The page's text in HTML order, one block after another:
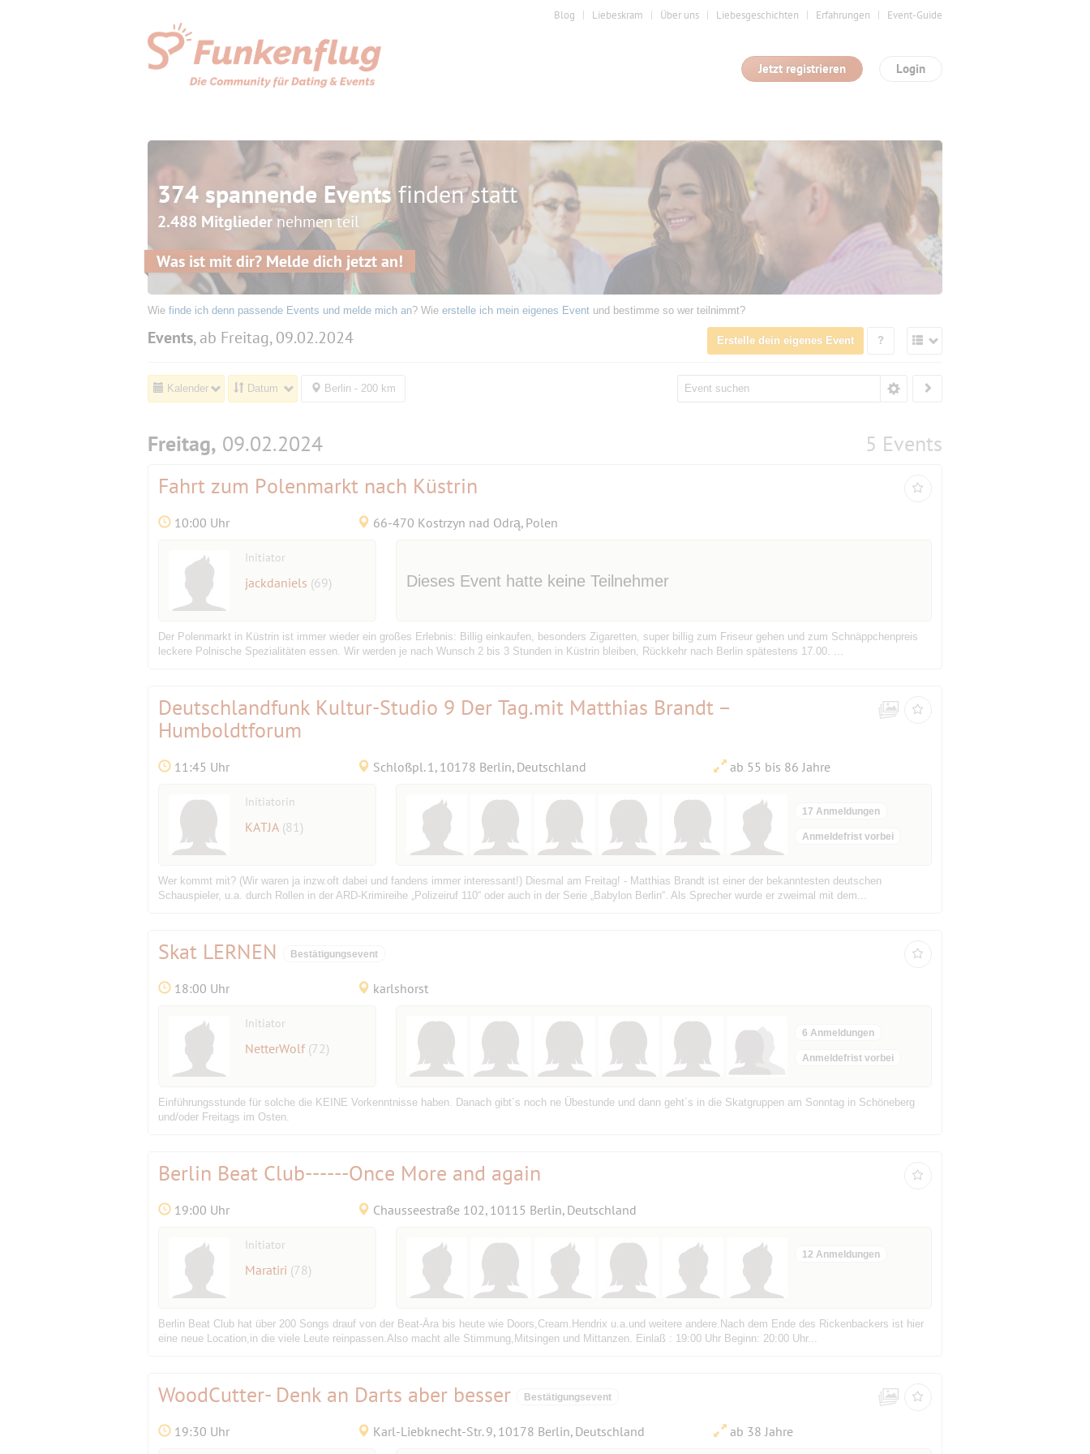
Blog Liebeskram Über uns Liebesgeschichten Erfahrungen Event-Guide
Login
Jetzt registrieren
374 spannende Eventsfinden statt
2.488 Mitgliedernehmen teil
Was ist mit dir? Melde dich jetzt an!
Wie finde ich denn passende Events und melde mich an? Wie erstelle ich mein eigenes Event und bestimme so wer teilnimmt?
Events, ab Freitag, 09.02.2024 Erstelle dein eigenes Event ?
Kalender Datum Berlin - 200 km
Freitag, 09.02.2024
5 Events
Fahrt zum Polenmarkt nach Küstrin
10:00 Uhr 66-470 Kostrzyn nad Odrą, Polen
Initiator
jackdaniels (69) Dieses Event hatte keine Teilnehmer
Der Polenmarkt in Küstrin ist immer wieder ein großes Erlebnis: Billig einkaufen, besonders Zigaretten, super billig zum Friseur gehen und zum Schnäppchenpreis
leckere Polnische Spezialitäten essen. Wir werden je nach Wunsch 2 bis 3 Stunden in Küstrin bleiben, Rückkehr nach Berlin spätestens 17.00. ...
Deutschlandfunk Kultur-Studio 9 Der Tag.mit Matthias Brandt –
Humboldtforum
11:45 Uhr Schloßpl. 1, 10178 Berlin, Deutschland ab 55 bis 86 Jahre
Initiatorin
KATJA (81)
17 Anmeldungen
Anmeldefrist vorbei
Wer kommt mit? (Wir waren ja inzw.oft dabei und fandens immer interessant!) Diesmal am Freitag! - Matthias Brandt ist einer der bekanntesten deutschen
Schauspieler, u.a. durch Rollen in der ARD-Krimireihe „Polizeiruf 110“ oder auch in der Serie „Babylon Berlin“. Als Sprecher wurde er zweimal mit dem...
Skat LERNEN Bestätigungsevent
18:00 Uhr karlshorst
Initiator
NetterWolf (72)
6 Anmeldungen
Anmeldefrist vorbei
Einführungsstunde für solche die KEINE Vorkenntnisse haben. Danach gibt´s noch ne Übestunde und dann geht´s in die Skatgruppen am Sonntag in Schöneberg
und/oder Freitags im Osten.
Berlin Beat Club------Once More and again
19:00 Uhr Chausseestraße 102, 10115 Berlin, Deutschland
Initiator
Maratiri (78)
12 Anmeldungen
Berlin Beat Club hat über 200 Songs drauf von der Beat-Ära bis heute wie Doors,Cream.Hendrix u.a.und weitere andere.Nach dem Ende des Rickenbackers ist hier
eine neue Location,in die viele Leute reinpassen.Also macht alle Stimmung,Mitsingen und Mittanzen. Einlaß : 19:00 Uhr Beginn: 20:00 Uhr...
WoodCutter- Denk an Darts aber besser Bestätigungsevent
19:30 Uhr Karl-Liebknecht-Str. 9, 10178 Berlin, Deutschland ab 38 Jahre